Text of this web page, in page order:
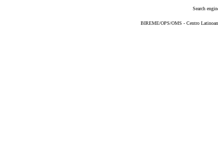
Search
BIREME/OPS/OMS - Centro